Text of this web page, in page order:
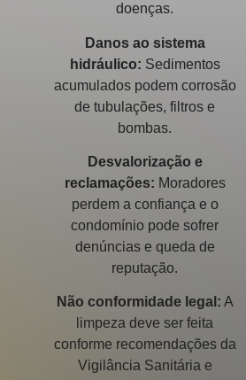
doenças.
Danos ao sistema
hidráulico: Sedimentos
acumulados podem corrosão
de tubulações, filtros e
bombas.
Desvalorização e
reclamações: Moradores
perdem a confiança e o
condomínio pode sofrer
denúncias e queda de
reputação.
Não conformidade legal: A
limpeza deve ser feita
conforme recomendações da
Vigilância Sanitária e